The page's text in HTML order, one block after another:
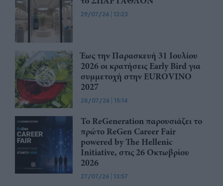
29/07/26 | 12:23
Έως την Παρασκευή 31 Ιουλίου
2026 οι κρατήσεις Early Bird για
συμμετοχή στην EUROVINO
2027
28/07/26 | 15:14
Το ReGeneration παρουσιάζει το
πρώτο ReGen Career Fair
powered by The Hellenic
Initiative, στις 26 Οκτωβρίου
2026
27/07/26 | 13:57